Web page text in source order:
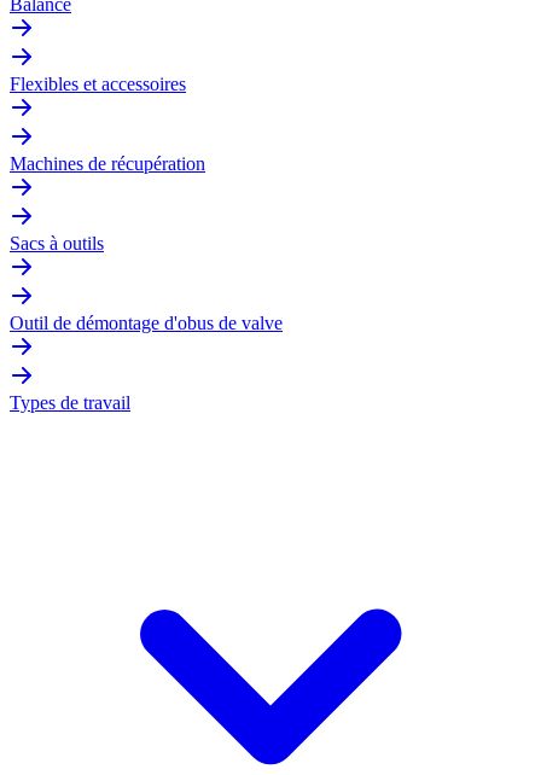
Balance
Flexibles et accessoires
Machines de récupération
Sacs à outils
Outil de démontage d'obus de valve
Types de travail